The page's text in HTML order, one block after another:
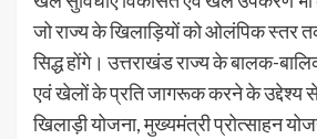
जो राज्य के खिलाड़ियों को ओलंपिक स्तर
सिद्ध होंगे। उत्तराखंड राज्य के बालक-
एवं खेलों के प्रति जागरूक करने के उद्देश्य
खिलाड़ी योजना, मुख्यमंत्री प्रोत्साहन